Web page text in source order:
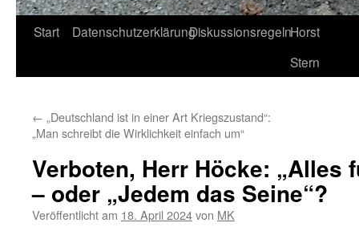
Start DatenschutzerklärungDiskussionsregelnHorst
Stern
← „Deutschland ist in einer Art Kriegszustand“:
„Man schreibt die Wirklichkeit einfach um“
Verboten, Herr Höcke: „Alles
– oder „Jedem das Seine“?
Veröffentlicht am 18. April 2024von MK